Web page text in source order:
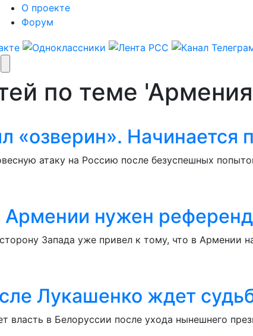
О проекте
Форум
по теме
«озверин». Начинается
атаку на Россию после безуспешных
Армении нужен
Запада уже привел к тому, что в Армении
Лукашенко ждет
власть в Белоруссии после ухода нынешнего